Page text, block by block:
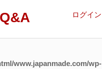
ログイン
www.japanmade.com/wp-